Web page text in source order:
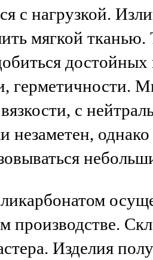
с нагрузкой.
мягкой тканью.
достойных
герметичности.
с
незаметен,
производстве.
Изделия